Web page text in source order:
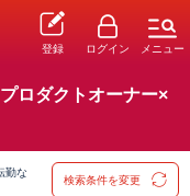
登録 ログイン メニュー
ロダクトオーナー×
勤な
検索条件を変更